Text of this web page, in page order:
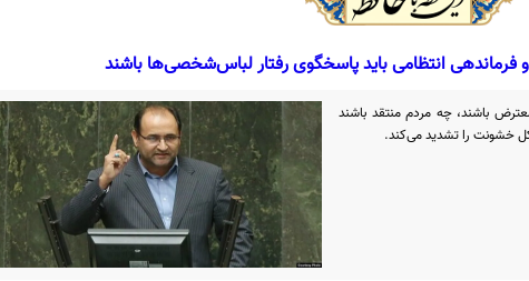
فرماندهی انتظامی باید پاسخگوی رفتار لباس‌شخصی‌ها باشند
باشند، چه مردم منتقد باشند
خشونت را تشدید می‌کند.